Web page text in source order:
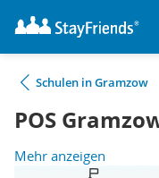
Schulen in Gramzow
POS
Mehr anzeigen